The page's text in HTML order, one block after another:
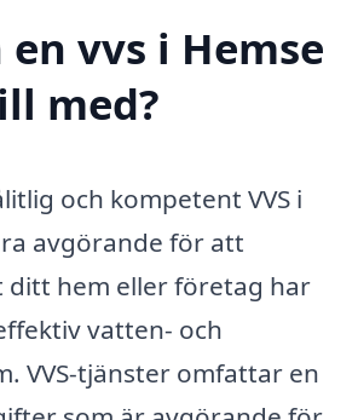
vvs i Hemse
med?
och kompetent VVS i
avgörande för att
ditt hem eller företag har
vatten- och
VVS-tjänster omfattar en